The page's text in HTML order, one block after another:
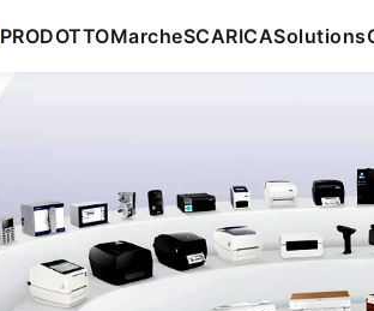
PRODOTTOMarcheSCARICASolutions